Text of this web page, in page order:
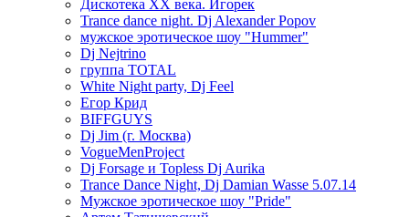
Дискотека ХХ века. Игорек
Trance dance night. Dj Alexander Popov
мужское эротическое шоу "Hummer"
Dj Nejtrino
группа TOTAL
White Night party, Dj Feel
Егор Крид
BIFFGUYS
Dj Jim (г. Москва)
VogueMenProject
Dj Forsage и Topless Dj Aurika
Trance Dance Night, Dj Damian Wasse 5.07.14
Мужское эротическое шоу "Pride"